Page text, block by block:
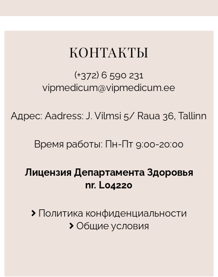
КОНТАКТЫ
(+372) 6 590 231
vipmedicum@vipmedicum.ee
Адрес: Aadress: J. Vilmsi 5/ Raua 36, Tallinn
Время работы: Пн-Пт 9:00-20:00
Лицензия Департамента Здоровья
nr. L04220
Политика конфиденциальности
Общие условия